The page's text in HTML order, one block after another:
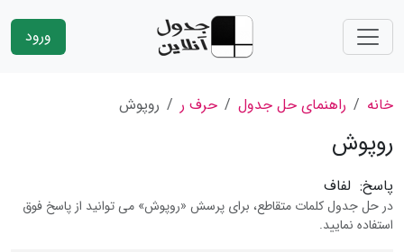
ورود
خانه راهنمای حل جدول حرف ر روپوش
روپوش
پاسخ: لفاف
در حل جدول کلمات متقاطع، برای پرسش «روپوش» می توانید از پاسخ فوق
استفاده نمایید.